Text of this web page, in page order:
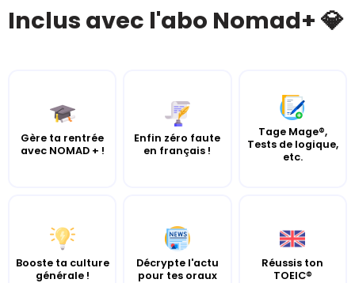
Inclus avec l'abo Nomad+ 💎
Gère ta rentrée
avec NOMAD + !
Enfin zéro faute
en français !
Tage Mage®,
Tests de logique,
etc.
Booste ta culture
générale !
Décrypte l'actu
pour tes oraux
Réussis ton
TOEIC®